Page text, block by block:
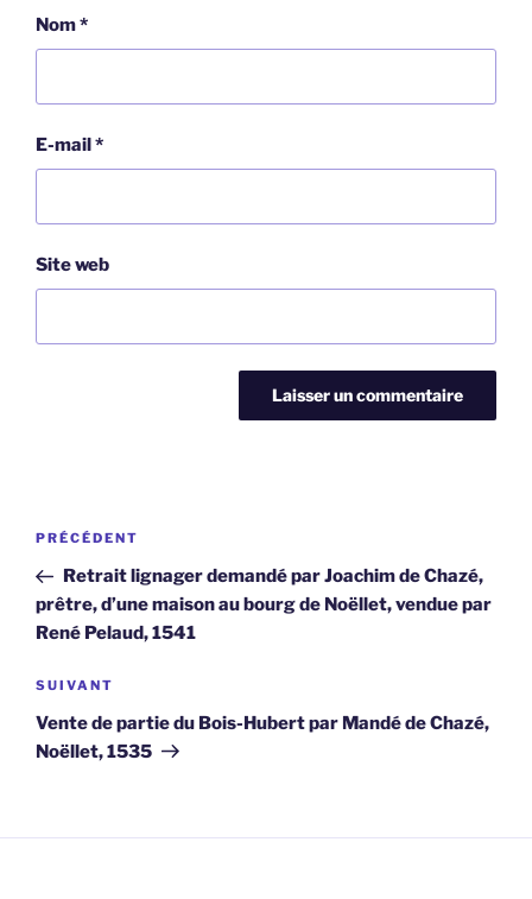
Nom*
E-mail*
Site web
Navigation
l’article
Article
précédent
PRÉCÉDENT
Retrait lignager demandé par Joachim de Chazé,
prêtre, d’une maison au bourg de Noëllet, vendue par
René Pelaud, 1541
Article
suivant
SUIVANT
Vente de partie du Bois-Hubert par Mandé de Chazé,
Noëllet, 1535